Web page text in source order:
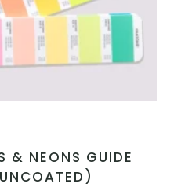
& NEONS GUIDE